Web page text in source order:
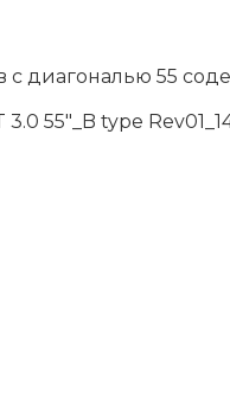
диагональю 55
55"_B type